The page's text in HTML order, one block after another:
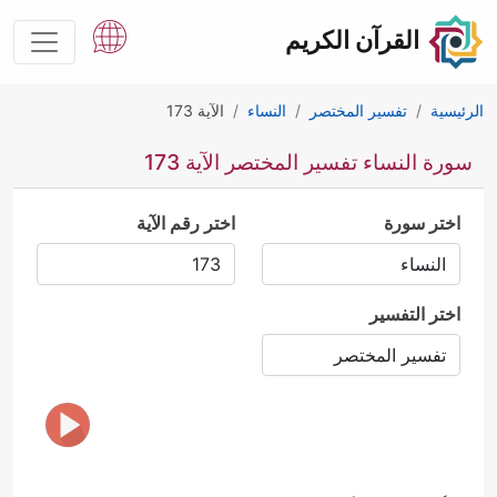
القرآن الكريم
الرئيسية تفسير المختصر النساء الآية 173
سورة النساء تفسير المختصر الآية 173
اختر سورة اختر رقم الآية
اختر التفسير